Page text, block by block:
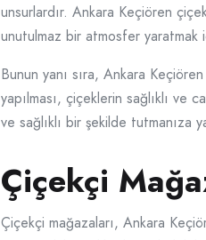
unsurlardır. Ankara Keçiören
unutulmaz bir atmosfer
Bunun yanı sıra, Ankara
yapılması, çiçeklerin sağlıklı ve
ve sağlıklı bir şekilde tutmanıza
Çiçekçi
Çiçekçi mağazaları, Ankara